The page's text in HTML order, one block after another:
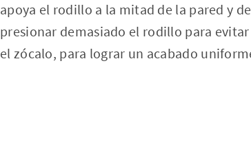
apoya el rodillo a la mitad de la pared y
presionar demasiado el rodillo para
el zócalo, para lograr un acabado